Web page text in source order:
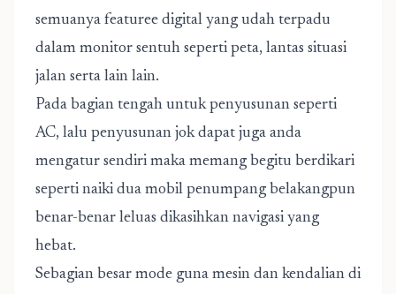
semuanya featuree digital yang udah terpadu
dalam monitor sentuh seperti peta, lantas situasi
jalan serta lain lain.
Pada bagian tengah untuk penyusunan seperti
AC, lalu penyusunan jok dapat juga anda
mengatur sendiri maka memang begitu berdikari
seperti naiki dua mobil penumpang belakangpun
benar-benar leluas dikasihkan navigasi yang
hebat.
Sebagian besar mode guna mesin dan kendalian di